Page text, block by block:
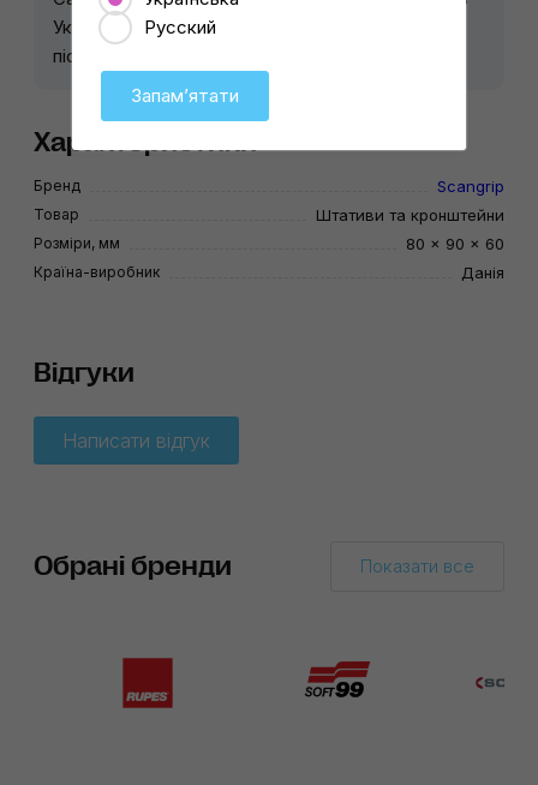
Україні. Надаємо гарантію 12 місяців та
післягарантійний ремонт.
Характеристики
Бренд Scangrip
Товар Штативи та кронштейни
Розміри, мм 80 × 90 × 60
Країна-виробник Данія
Відгуки
Написати відгук
Обрані бренди Показати все
Русский
Запамʼятати